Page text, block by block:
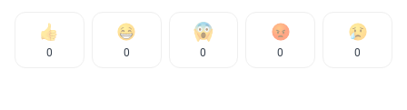
0 0 0 0 0